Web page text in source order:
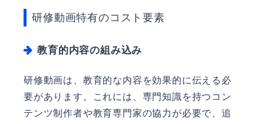
研修動画特有のコスト要素
教育的内容の組み込み
研修動画は、教育的な内容を効果的に伝える必
要があります。これには、専門知識を持つコン
テンツ制作者や教育専門家の協力が必要で、追